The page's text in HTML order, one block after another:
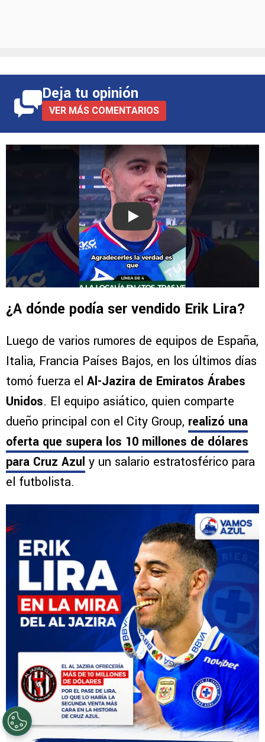
Deja tu opinión
VER MÁS COMENTARIOS
Play
¿A dónde podía ser vendido Erik Lira?
Luego de varios rumores de equipos de España,
Italia, Francia Países Bajos, en los últimos días
tomó fuerza el Al-Jazira de Emiratos Árabes
Unidos. El equipo asiático, quien comparte
dueño principal con el City Group, realizó una
oferta que supera los 10 millones de dólares
para Cruz Azul y un salario estratosférico para
el futbolista.